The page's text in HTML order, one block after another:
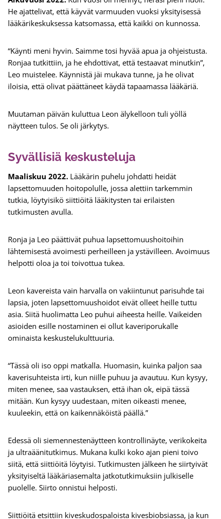
He ajattelivat, että käyvät varmuuden vuoksi yksityisessä
lääkärikeskuksessa katsomassa, että kaikki on kunnossa.
“Käynti meni hyvin. Saimme tosi hyvää apua ja ohjeistusta.
Ronjaa tutkittiin, ja he ehdottivat, että testaavat minutkin”,
Leo muistelee. Käynnistä jäi mukava tunne, ja he olivat
iloisia, että olivat päättäneet käydä tapaamassa lääkäriä.
Muutaman päivän kuluttua Leon älykelloon tuli yöllä
näytteen tulos. Se oli järkytys.
Syvällisiä keskusteluja
Maaliskuu 2022. Lääkärin puhelu johdatti heidät
lapsettomuuden hoitopolulle, jossa alettiin tarkemmin
tutkia, löytyisikö siittiöitä lääkitysten tai erilaisten
tutkimusten avulla.
Ronja ja Leo päättivät puhua lapsettomuushoitoihin
lähtemisestä avoimesti perheilleen ja ystävilleen. Avoimuus
helpotti oloa ja toi toivottua tukea.
Leon kavereista vain harvalla on vakiintunut parisuhde tai
lapsia, joten lapsettomuushoidot eivät olleet heille tuttu
asia. Siitä huolimatta Leo puhui aiheesta heille. Vaikeiden
asioiden esille nostaminen ei ollut kaveriporukalle
ominaista keskustelukulttuuria.
“Tässä oli iso oppi matkalla. Huomasin, kuinka paljon saa
kaverisuhteista irti, kun niille puhuu ja avautuu. Kun kysyy,
miten menee, saa vastauksen, että ihan ok, eipä tässä
mitään. Kun kysyy uudestaan, miten oikeasti menee,
kuuleekin, että on kaikennäköistä päällä.”
Edessä oli siemennestenäytteen kontrollinäyte, verikokeita
ja ultraäänitutkimus. Mukana kulki koko ajan pieni toivo
siitä, että siittiöitä löytyisi. Tutkimusten jälkeen he siirtyivät
yksityiseltä lääkäriasemalta jatkotutkimuksiin julkiselle
puolelle. Siirto onnistui helposti.
Siittiöitä etsittiin kiveskudospaloista kivesbiobsiassa, ja kun